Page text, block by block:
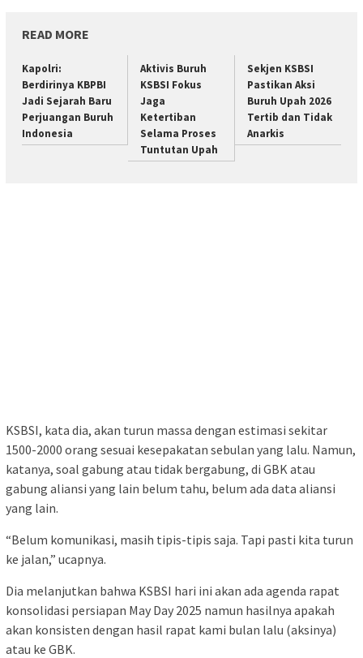
READ MORE
Kapolri:
Berdirinya KBPBI
Jadi Sejarah Baru
Perjuangan Buruh
Indonesia
Aktivis Buruh
KSBSI Fokus
Jaga
Ketertiban
Selama Proses
Tuntutan Upah
Sekjen KSBSI
Pastikan Aksi
Buruh Upah 2026
Tertib dan Tidak
Anarkis
KSBSI, kata dia, akan turun massa dengan estimasi sekitar
1500-2000 orang sesuai kesepakatan sebulan yang lalu. Namun,
katanya, soal gabung atau tidak bergabung, di GBK atau
gabung aliansi yang lain belum tahu, belum ada data aliansi
yang lain.
“Belum komunikasi, masih tipis-tipis saja. Tapi pasti kita turun
ke jalan,” ucapnya.
Dia melanjutkan bahwa KSBSI hari ini akan ada agenda rapat
konsolidasi persiapan May Day 2025 namun hasilnya apakah
akan konsisten dengan hasil rapat kami bulan lalu (aksinya)
atau ke GBK.